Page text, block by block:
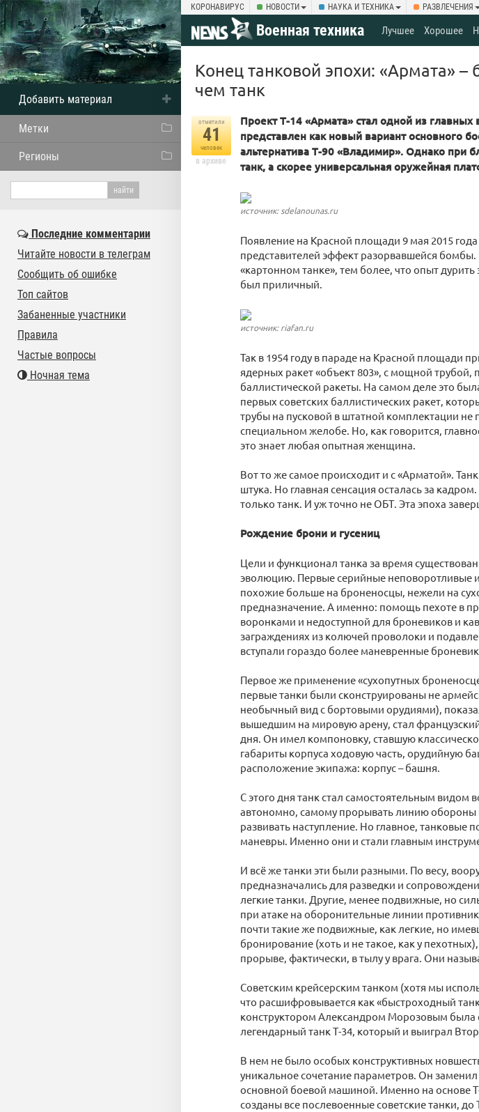
КОРОНАВИРУС НОВОСТИ НАУКА И ТЕХНИКА РАЗВЛЕЧЕНИЯ
Военная техника Лучшее Хорошее
Конец танковой эпохи: «Армата»
чем танк
отметили
41
человек
в архиве
Проект Т-14 «Армата» стал одной из
представлен как новый вариант основного
альтернатива Т-90 «Владимир». Однако при
танк, а скорее универсальная оружейная
источник: sdelanounas.ru
Появление на Красной площади 9 мая 2015
представителей эффект разорвавшейся
«картонном танке», тем более, что опыт
был приличный.
источник: riafan.ru
Так в 1954 году в параде на Красной площади
ядерных ракет «объект 803», с мощной трубой,
баллистической ракеты. На самом деле это
первых советских баллистических ракет,
трубы на пусковой в штатной комплектации не
специальном желобе. Но, как говорится,
это знает любая опытная женщина.
Вот то же самое происходит и с «Арматой».
штука. Но главная сенсация осталась за
только танк. И уж точно не ОБТ. Эта эпоха
Рождение брони и гусениц
Цели и функционал танка за время
эволюцию. Первые серийные неповоротливые
похожие больше на броненосцы, нежели на
предназначение. А именно: помощь пехоте в
воронками и недоступной для броневиков и
заграждениях из колючей проволоки и
вступали гораздо более маневренные
Первое же применение «сухопутных
первые танки были сконструированы не
необычный вид с бортовыми орудиями),
вышедшим на мировую арену, стал
дня. Он имел компоновку, ставшую
габариты корпуса ходовую часть, орудийную
расположение экипажа: корпус – башня.
С этого дня танк стал самостоятельным видом
автономно, самому прорывать линию обороны
развивать наступление. Но главное, танковые
маневры. Именно они и стали главным
И всё же танки эти были разными. По весу,
предназначались для разведки и
легкие танки. Другие, менее подвижные, но
при атаке на оборонительные линии
почти такие же подвижные, как легкие, но
бронирование (хоть и не такое, как у
прорыве, фактически, в тылу у врага. Они
Советским крейсерским танком (хотя мы
что расшифровывается как «быстроходный
конструктором Александром Морозовым
легендарный танк Т-34, который и выиграл
В нем не было особых конструктивных
уникальное сочетание параметров. Он
основной боевой машиной. Именно на основе
созданы все послевоенные советские танки, до
Добавить материал
Метки
Регионы
Последние комментарии
Читайте новости в телеграм
Сообщить об ошибке
Топ сайтов
Забаненные участники
Правила
Частые вопросы
Ночная тема